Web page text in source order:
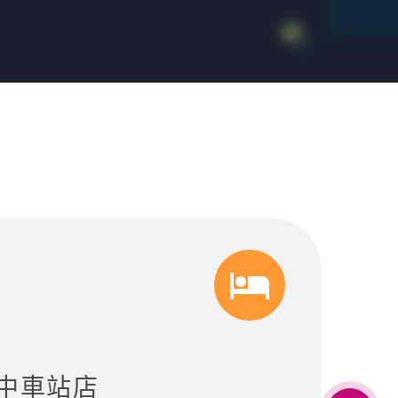


車站店